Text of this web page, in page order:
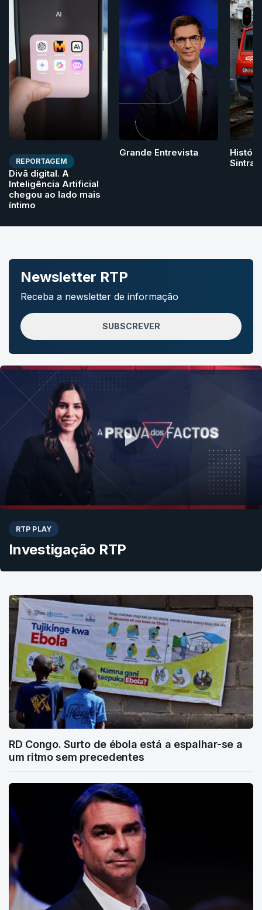
REPORTAGEM
Divã digital. A
Inteligência Artificial
chegou ao lado mais
íntimo
Grande Entrevista
Sintra
Newsletter RTP
Receba a newsletter de informação
SUBSCREVER
RTP PLAY
Investigação RTP
RD Congo. Surto de ébola está a espalhar-se a
um ritmo sem precedentes